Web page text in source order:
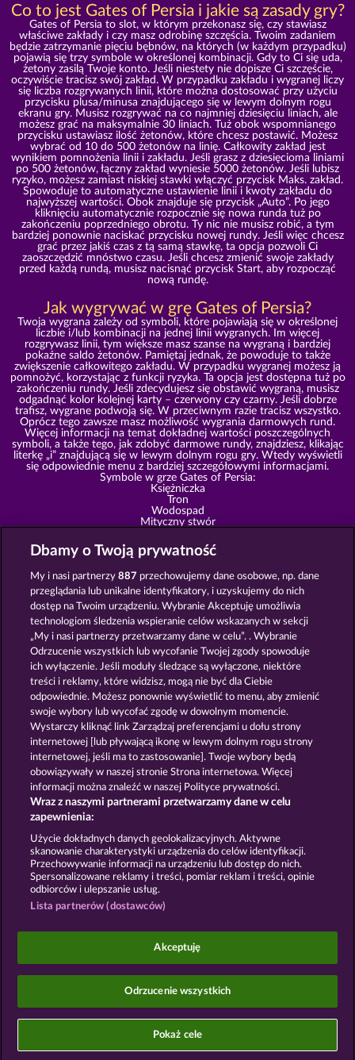
Co to jest Gates of Persia i jakie są zasady gry?
Gates of Persia to slot, w którym przekonasz się, czy stawiasz
właściwe zakłady i czy masz odrobinę szczęścia. Twoim zadaniem
będzie zatrzymanie pięciu bębnów, na których (w każdym przypadku)
pojawią się trzy symbole w określonej kombinacji. Gdy to Ci się uda,
żetony zasilą Twoje konto. Jeśli niestety nie dopisze Ci szczęście,
oczywiście tracisz swój zakład. W przypadku zakładu i wygranej liczy
się liczba rozgrywanych linii, które można dostosować przy użyciu
przycisku plusa/minusa znajdującego się w lewym dolnym rogu
ekranu gry. Musisz rozgrywać na co najmniej dziesięciu liniach, ale
możesz grać na maksymalnie 30 liniach. Tuż obok wspomnianego
przycisku ustawiasz ilość żetonów, które chcesz postawić. Możesz
wybrać od 10 do 500 żetonów na linię. Całkowity zakład jest
wynikiem pomnożenia linii i zakładu. Jeśli grasz z dziesięcioma liniami
po 500 żetonów, łączny zakład wyniesie 5000 żetonów. Jeśli lubisz
ryzyko, możesz zamiast niskiej stawki włączyć przycisk Maks. zakład.
Spowoduje to automatyczne ustawienie linii i kwoty zakładu do
najwyższej wartości. Obok znajduje się przycisk „Auto”. Po jego
kliknięciu automatycznie rozpocznie się nowa runda tuż po
zakończeniu poprzedniego obrotu. Ty nic nie musisz robić, a tym
bardziej ponownie naciskać przycisku nowej rundy. Jeśli więc chcesz
grać przez jakiś czas z tą samą stawkę, ta opcja pozwoli Ci
zaoszczędzić mnóstwo czasu. Jeśli chcesz zmienić swoje zakłady
przed każdą rundą, musisz nacisnąć przycisk Start, aby rozpocząć
nową rundę.
Jak wygrywać w grę Gates of Persia?
Twoja wygrana zależy od symboli, które pojawiają się w określonej
liczbie i/lub kombinacji na jednej linii wygranych. Im więcej
rozgrywasz linii, tym większe masz szanse na wygraną i bardziej
pokaźne saldo żetonów. Pamiętaj jednak, że powoduje to także
zwiększenie całkowitego zakładu. W przypadku wygranej możesz ją
pomnożyć, korzystając z funkcji ryzyka. Ta opcja jest dostępna tuż po
zakończeniu rundy. Jeśli zdecydujesz się obstawić wygraną, musisz
odgadnąć kolor kolejnej karty – czerwony czy czarny. Jeśli dobrze
trafisz, wygrane podwoją się. W przeciwnym razie tracisz wszystko.
Oprócz tego zawsze masz możliwość wygrania darmowych rund.
Więcej informacji na temat dokładnej wartości poszczególnych
symboli, a także tego, jak zdobyć darmowe rundy, znajdziesz, klikając
literkę „i” znajdującą się w lewym dolnym rogu gry. Wtedy wyświetli
się odpowiednie menu z bardziej szczegółowymi informacjami.
Symbole w grze Gates of Persia:
Księżniczka
Tron
Wodospad
Mityczny stwór
Dzban
Berło
As
Król
Królowa
10
Odkryj świat orientu
W grze Gates of Persia wybierzesz się w podróż do wspaniałego
świata, gdzie w tle rozbrzmiewać będzie orientalna muzyka. Możesz
tu zdobyć mnóstwo żetonów, dosłownie CAŁĄ MASĘ. Ale pamiętaj,
aby grać rozsądnie i nie brać swojego szczęścia za pewnik, ponieważ
ani się obrócisz, a te ciężko zdobyte żetony rozpłyną się w powietrzu.
Zasady i warunki Polityka prywatności
Nota prawna Firma FAQ Słownik
Program partnerski Facebook
Prześlij wniosek o wypłatę
Gry społecznościowe mają przeznaczenie czysto
rozrywkowe i nie mają absolutnie żadnego wpływu
pieniądze.
©2026 Whow Games GmbH
Dbamy o Twoją prywatność
My i nasi partnerzy887 przechowujemy dane osobowe, np. dane
przeglądania lub unikalne identyfikatory, i uzyskujemy do nich
dostęp na Twoim urządzeniu. Wybranie Akceptuję umożliwia
technologiom śledzenia wspieranie celów wskazanych w sekcji
„My i nasi partnerzy przetwarzamy dane w celu”. . Wybranie
Odrzucenie wszystkich lub wycofanie Twojej zgody spowoduje
ich wyłączenie. Jeśli moduły śledzące są wyłączone, niektóre
treści i reklamy, które widzisz, mogą nie być dla Ciebie
odpowiednie. Możesz ponownie wyświetlić to menu, aby zmienić
swoje wybory lub wycofać zgodę w dowolnym momencie.
Wystarczy kliknąć link Zarządzaj preferencjami u dołu strony
internetowej [lub pływającą ikonę w lewym dolnym rogu strony
internetowej, jeśli ma to zastosowanie]. Twoje wybory będą
obowiązywały w naszej stronie Strona internetowa. Więcej
informacji można znaleźć w naszej Polityce prywatności.
Wraz z naszymi partnerami przetwarzamy dane w celu
zapewnienia:
Użycie dokładnych danych geolokalizacyjnych. Aktywne
skanowanie charakterystyki urządzenia do celów identyfikacji.
Przechowywanie informacji na urządzeniu lub dostęp do nich.
Spersonalizowane reklamy i treści, pomiar reklam i treści, opinie
odbiorców i ulepszanie usług.
Lista partnerów (dostawców)
Akceptuję
Odrzucenie wszystkich
Pokaż cele